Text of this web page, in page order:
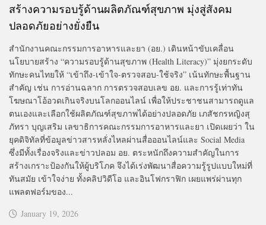
สร้างความรอบรู้ด้านผลิตภัณฑ์สุขภาพ มุ่งสู่สังคม
ปลอดภัยอย่างยั่งยืน
สำนักงานคณะกรรมการอาหารและยา (อย.) เดินหน้าขับเคลื่อน
นโยบายสร้าง “ความรอบรู้ด้านสุขภาพ (Health Literacy)” มุ่งยกระดับ
ทักษะคนไทยให้ “เข้าถึง-เข้าใจ-ตรวจสอบ-ใช้จริง” เน้นทักษะพื้นฐาน
สำคัญ เช่น การอ่านฉลาก การตรวจสอบเลข อย. และการรู้เท่าทัน
โฆษณาโอ้อวดเกินจริงบนโลกออนไลน์ เพื่อให้ประชาชนสามารถดูแล
ตนเองและเลือกใช้ผลิตภัณฑ์สุขภาพได้อย่างปลอดภัย เภสัชกรหญิงสุ
ภัทรา บุญเสริม เลขาธิการคณะกรรมการอาหารและยา เปิดเผยว่า ใน
ยุคดิจิทัลที่ข้อมูลข่าวสารหลั่งไหลผ่านสื่อออนไลน์และ Social Media
ซึ่งมีทั้งเรื่องจริงและข่าวปลอม อย. ตระหนักถึงความสำคัญในการ
สร้างเกราะป้องกันให้ผู้บริโภค จึงได้เร่งพัฒนาสื่อความรู้รูปแบบใหม่ที่
ทันสมัย เข้าใจง่าย ทั้งคลิปวิดีโอ และอินโฟกราฟิก เผยแพร่ผ่านทุก
แพลตฟอร์มของ...
January 19, 2026